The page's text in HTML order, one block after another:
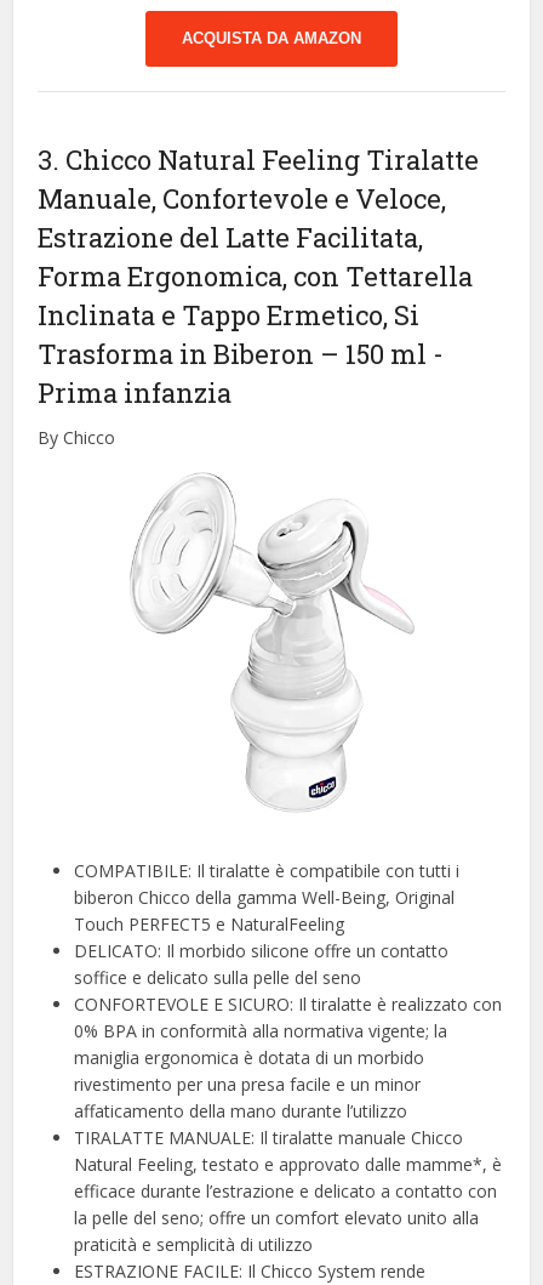
ACQUISTA DA AMAZON
3. Chicco Natural Feeling Tiralatte
Manuale, Confortevole e Veloce,
Estrazione del Latte Facilitata,
Forma Ergonomica, con Tettarella
Inclinata e Tappo Ermetico, Si
Trasforma in Biberon – 150 ml -
Prima infanzia
By Chicco
COMPATIBILE: Il tiralatte è compatibile con tutti i
biberon Chicco della gamma Well-Being, Original
Touch PERFECT5 e NaturalFeeling
DELICATO: Il morbido silicone offre un contatto
soffice e delicato sulla pelle del seno
CONFORTEVOLE E SICURO: Il tiralatte è realizzato con
0% BPA in conformità alla normativa vigente; la
maniglia ergonomica è dotata di un morbido
rivestimento per una presa facile e un minor
affaticamento della mano durante l’utilizzo
TIRALATTE MANUALE: Il tiralatte manuale Chicco
Natural Feeling, testato e approvato dalle mamme*, è
efficace durante l’estrazione e delicato a contatto con
la pelle del seno; offre un comfort elevato unito alla
praticità e semplicità di utilizzo
ESTRAZIONE FACILE: Il Chicco System rende